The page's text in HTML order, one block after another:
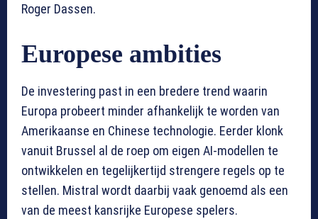
Roger Dassen.
Europese ambities
De investering past in een bredere trend waarin
Europa probeert minder afhankelijk te worden van
Amerikaanse en Chinese technologie. Eerder klonk
vanuit Brussel al de roep om eigen AI-modellen te
ontwikkelen en tegelijkertijd strengere regels op te
stellen. Mistral wordt daarbij vaak genoemd als een
van de meest kansrijke Europese spelers.